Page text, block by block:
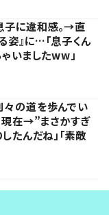
子に違和感。→直
姿』に…「息子くん
いましたww」
の道を歩んでい
現在→”まさかすぎ
たんだね」「素敵